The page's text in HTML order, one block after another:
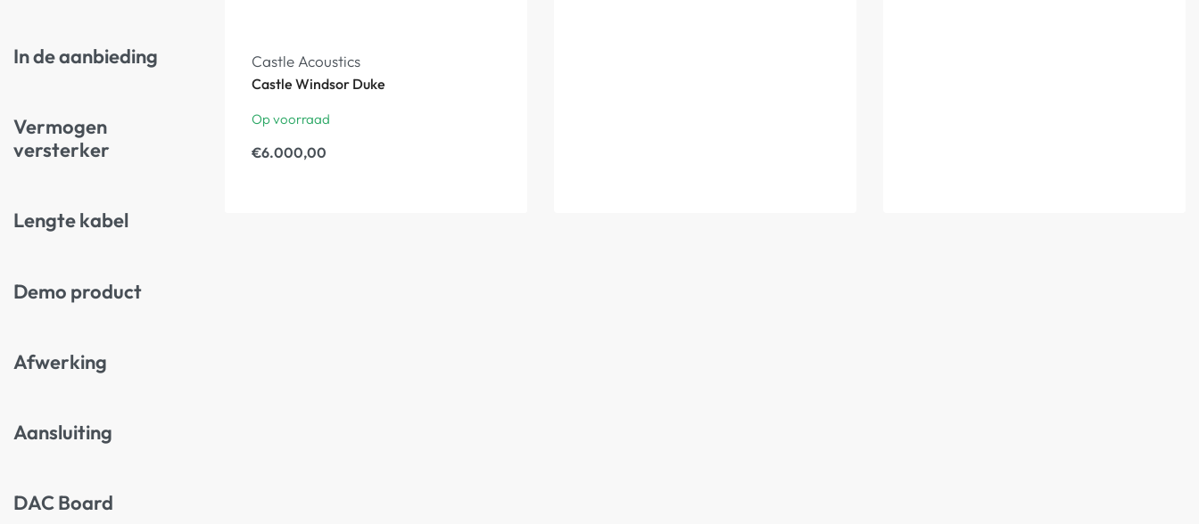
In de aanbieding
Vermogen
versterker
Lengte kabel
Demo product
Afwerking
Aansluiting
DAC Board
Castle Acoustics
Castle Windsor Duke
Op voorraad
€6.000,00